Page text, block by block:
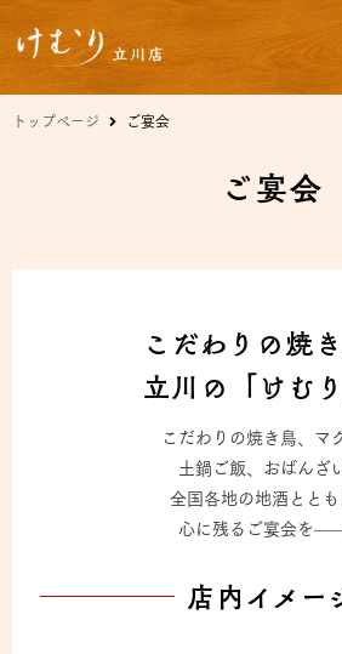
トップページ ご宴会
ご宴会
こだわりの焼
立川の「けむ
こだわりの焼き鳥、マ
土鍋ご飯、おばんざ
全国各地の地酒ととも
心に残るご宴会を——
店内イメー